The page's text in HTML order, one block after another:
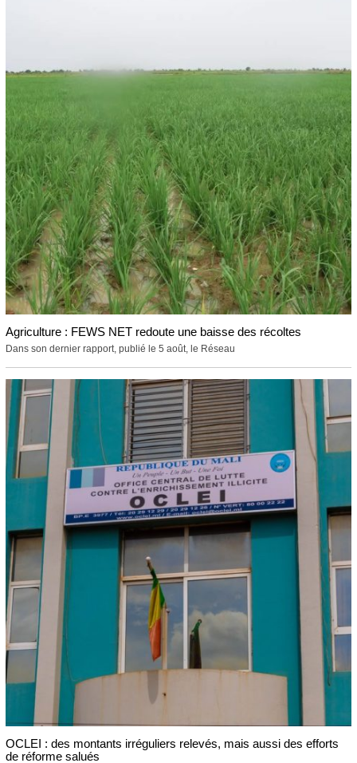
Agriculture : FEWS NET redoute une baisse des récoltes
Dans son dernier rapport, publié le 5 août, le Réseau
OCLEI : des montants irréguliers relevés, mais aussi des efforts
de réforme salués